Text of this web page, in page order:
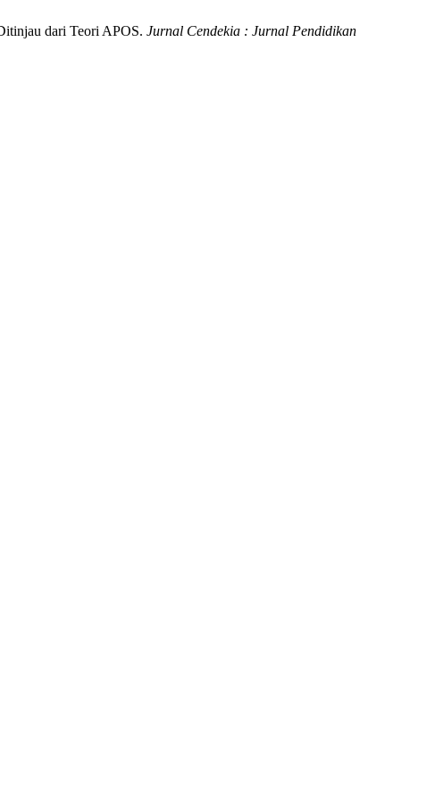
dari Teori APOS. Jurnal Cendekia : Jurnal Pendidikan